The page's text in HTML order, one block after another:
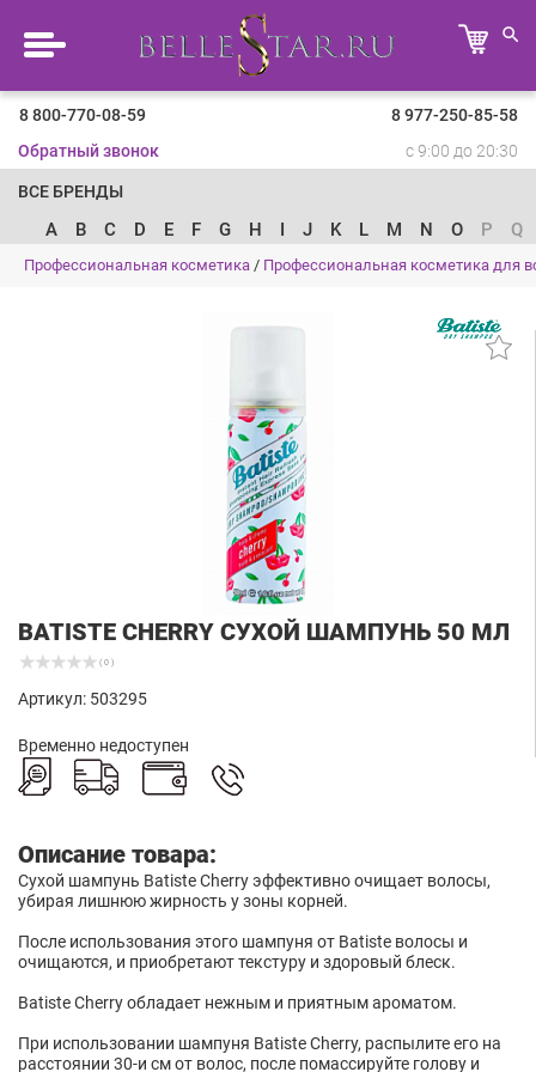
8 800-770-08-59
8 977-250-85-58
Обратный звонок
с 9:00 до 20:30
ВСЕ БРЕНДЫ
A B C D E F G H I J K L M N O P Q
Профессиональная косметика / Профессиональная косметика для
BATISTE CHERRY СУХОЙ ШАМПУНЬ 50 МЛ
( 0 )
Артикул: 503295
Временно недоступен
Описание товара:
Сухой шампунь Batiste Cherry эффективно очищает волосы,
убирая лишнюю жирность у зоны корней.
После использования этого шампуня от Batiste волосы и
очищаются, и приобретают текстуру и здоровый блеск.
Batiste Cherry обладает нежным и приятным ароматом.
При использовании шампуня Batiste Cherry, распылите его на
расстоянии 30-и см от волос, после помассируйте голову и